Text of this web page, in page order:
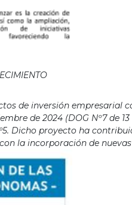
de inversión empresarial
de 2024 (DOG Nº7 de
Dicho proyecto ha
la incorporación de